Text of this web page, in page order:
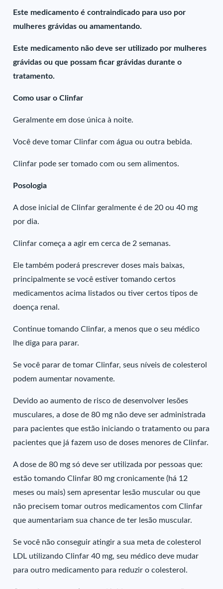
Este medicamento é contraindicado para uso por
mulheres grávidas ou amamentando.
Este medicamento não deve ser utilizado por mulheres
grávidas ou que possam ficar grávidas durante o
tratamento.
Como usar o Clinfar
Geralmente em dose única à noite.
Você deve tomar Clinfar com água ou outra bebida.
Clinfar pode ser tomado com ou sem alimentos.
Posologia
A dose inicial de Clinfar geralmente é de 20 ou 40 mg
por dia.
Clinfar começa a agir em cerca de 2 semanas.
Ele também poderá prescrever doses mais baixas,
principalmente se você estiver tomando certos
medicamentos acima listados ou tiver certos tipos de
doença renal.
Continue tomando Clinfar, a menos que o seu médico
lhe diga para parar.
Se você parar de tomar Clinfar, seus níveis de colesterol
podem aumentar novamente.
Devido ao aumento de risco de desenvolver lesões
musculares, a dose de 80 mg não deve ser administrada
para pacientes que estão iniciando o tratamento ou para
pacientes que já fazem uso de doses menores de Clinfar.
A dose de 80 mg só deve ser utilizada por pessoas que:
estão tomando Clinfar 80 mg cronicamente (há 12
meses ou mais) sem apresentar lesão muscular ou que
não precisem tomar outros medicamentos com Clinfar
que aumentariam sua chance de ter lesão muscular.
Se você não conseguir atingir a sua meta de colesterol
LDL utilizando Clinfar 40 mg, seu médico deve mudar
para outro medicamento para reduzir o colesterol.